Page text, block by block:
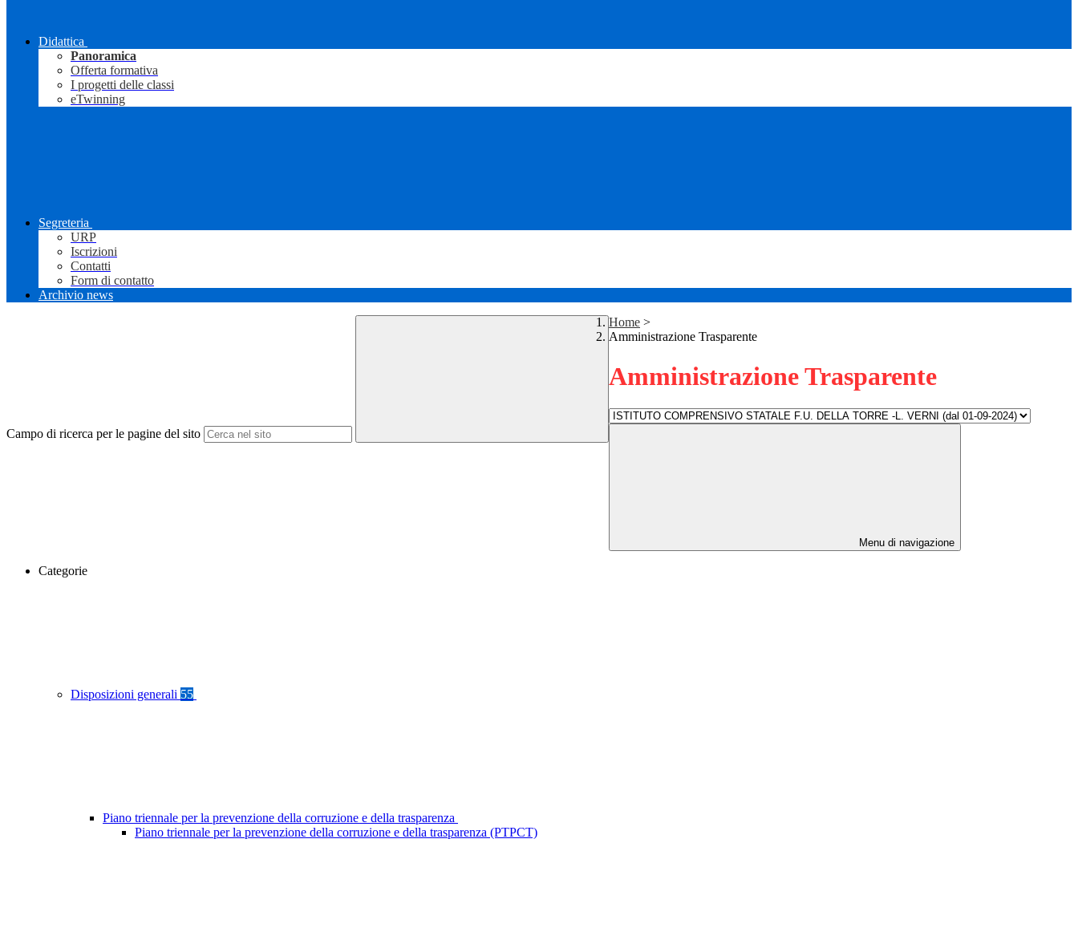
Didattica
Panoramica
Offerta formativa
I progetti delle classi
eTwinning
Segreteria
URP
Iscrizioni
Contatti
Form di contatto
Archivio news
Campo di ricerca per le pagine del sito
Home >
Amministrazione Trasparente
Amministrazione Trasparente
Menu di navigazione
Categorie
Disposizioni generali 55
Piano triennale per la prevenzione della corruzione e della trasparenza
Piano triennale per la prevenzione della corruzione e della trasparenza (PTPCT)